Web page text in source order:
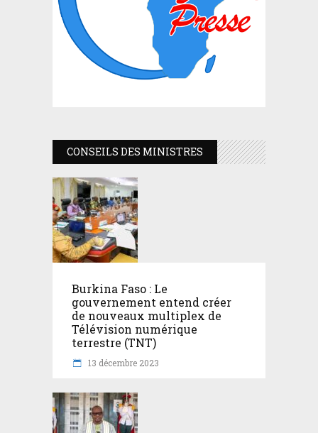
CONSEILS DES MINISTRES
Burkina Faso : Le
gouvernement entend créer
de nouveaux multiplex de
Télévision numérique
terrestre (TNT)
13 décembre 2023